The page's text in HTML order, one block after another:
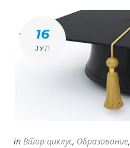
16
ЈУЛ
in Втор циклус, Образование,